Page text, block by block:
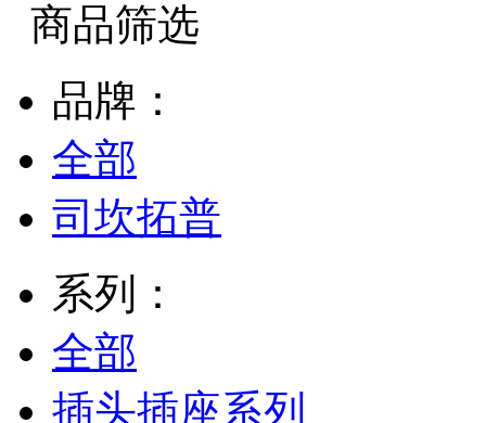
商品筛选
品牌：
全部
司坎拓普
系列：
全部
插头插座系列